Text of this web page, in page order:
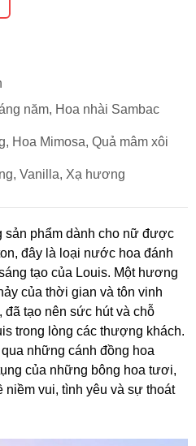
năm, Hoa nhài Sambac
Hoa Mimosa, Quả mâm xôi
Vanilla, Xạ hương
sản phẩm dành cho nữ được
đây là loại nước hoa đánh
tạo của Louis. Một hương
của thời gian và tôn vinh
tạo nên sức hút và chỗ
trong lòng các thượng khách.
những cánh đồng hoa
của những bông hoa tươi,
vui, tình yêu và sự thoát